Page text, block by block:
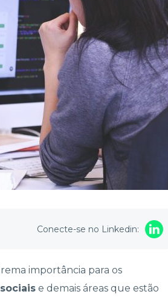
Conecte-se no Linkedin:
importância para os
e demais áreas que estão